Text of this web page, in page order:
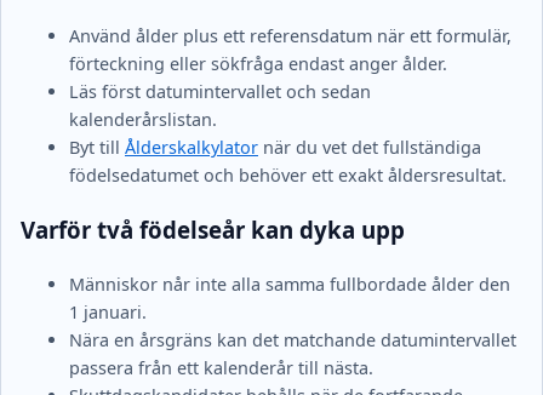
Använd ålder plus ett referensdatum när ett formulär,
förteckning eller sökfråga endast anger ålder.
Läs först datumintervallet och sedan
kalenderårslistan.
Byt till Ålderskalkylator när du vet det fullständiga
födelsedatumet och behöver ett exakt åldersresultat.
Varför två födelseår kan dyka upp
Människor når inte alla samma fullbordade ålder den
1 januari.
Nära en årsgräns kan det matchande datumintervallet
passera från ett kalenderår till nästa.